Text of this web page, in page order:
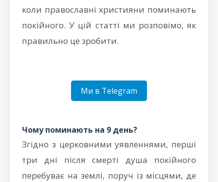
коли православні християни поминають
покійного. У цій статті ми розповімо, як
правильно це зробити.
Ми в Telegram
Чому поминають на 9 день?
Згідно з церковними уявленнями, перші
три дні після смерті душа покійного
перебуває на землі, поруч із місцями, де